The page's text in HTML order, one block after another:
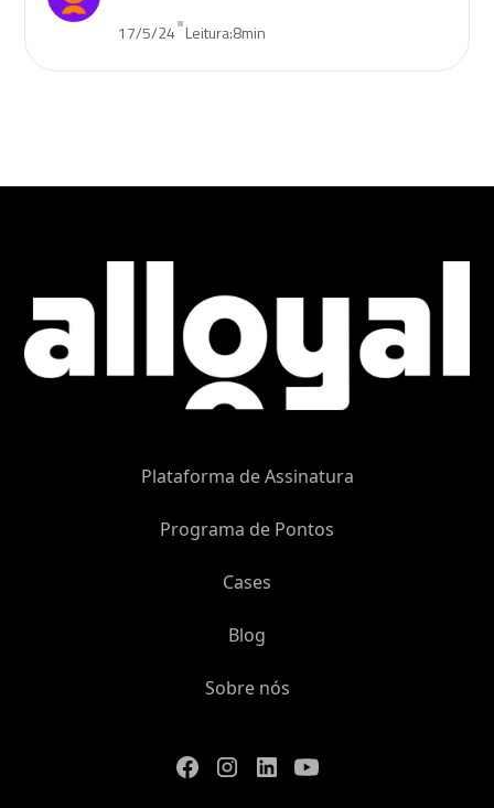
17/5/24•Leitura:8min
Plataforma de Assinatura
Programa de Pontos
Cases
Blog
Sobre nós